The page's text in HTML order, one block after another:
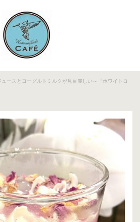
ュースとヨーグルトミルクが見目麗しい～『ホワイトロ